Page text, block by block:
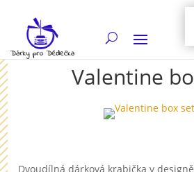
Valentine
Dvoudílná dárková krabička v